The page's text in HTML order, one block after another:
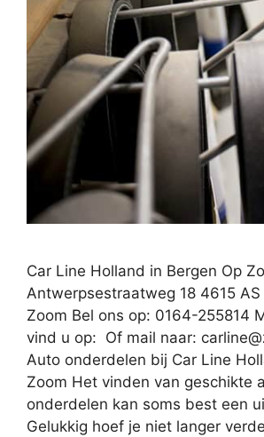
Car Line Holland in Bergen Op
Antwerpsestraatweg 18 4615 AS
Zoom Bel ons op: 0164-255814
vind u op: Of mail naar:
Auto onderdelen bij Car Line
Zoom Het vinden van geschikte
onderdelen kan soms best een
Gelukkig hoef je niet langer